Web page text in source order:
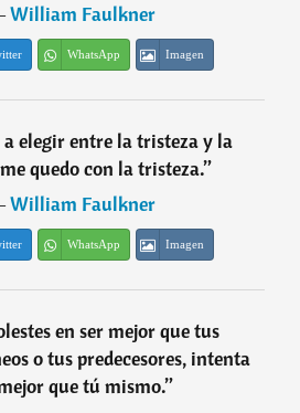
William Faulkner
WhatsApp Imagen
a elegir entre la tristeza y la
quedo con la tristeza.”
William Faulkner
WhatsApp Imagen
en ser mejor que tus
o tus predecesores, intenta
que tú mismo.”